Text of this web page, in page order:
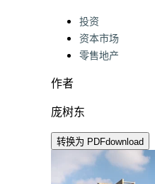
Categories:
投资
资本市场
零售地产
作者
庞树东
转换为 PDFdownload